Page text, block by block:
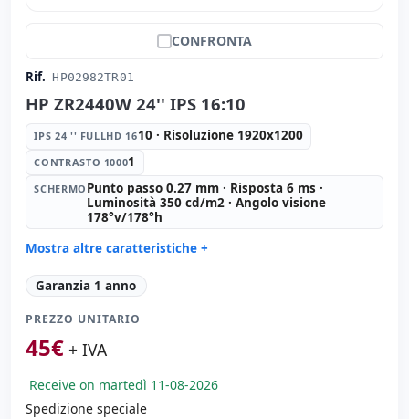
CONFRONTA
Rif. HP02982TR01
HP ZR2440W 24'' IPS 16:10
IPS 24 '' FULLHD 1610 · Risoluzione 1920x1200
CONTRASTO 10001
SCHERMO Punto passo 0.27 mm · Risposta 6 ms ·
Luminosità 350 cd/m2 · Angolo visione
178°v/178°h
Mostra altre caratteristiche +
IPS 24 '' FullHD 16:
Contrasto 1000: 1
Schermo: Punto passo 0.27 mm · Risposta 6 ms ·
Luminosità 350 cd/m2 · Angolo visione 178°v/178°h
Porte video:
Schermo specifico: Supporto VESA · Peana · Regolabile
in altezza
Garanzia 1 anno
PREZZO UNITARIO
45€ + IVA
Receive on martedì 11-08-2026
Spedizione speciale